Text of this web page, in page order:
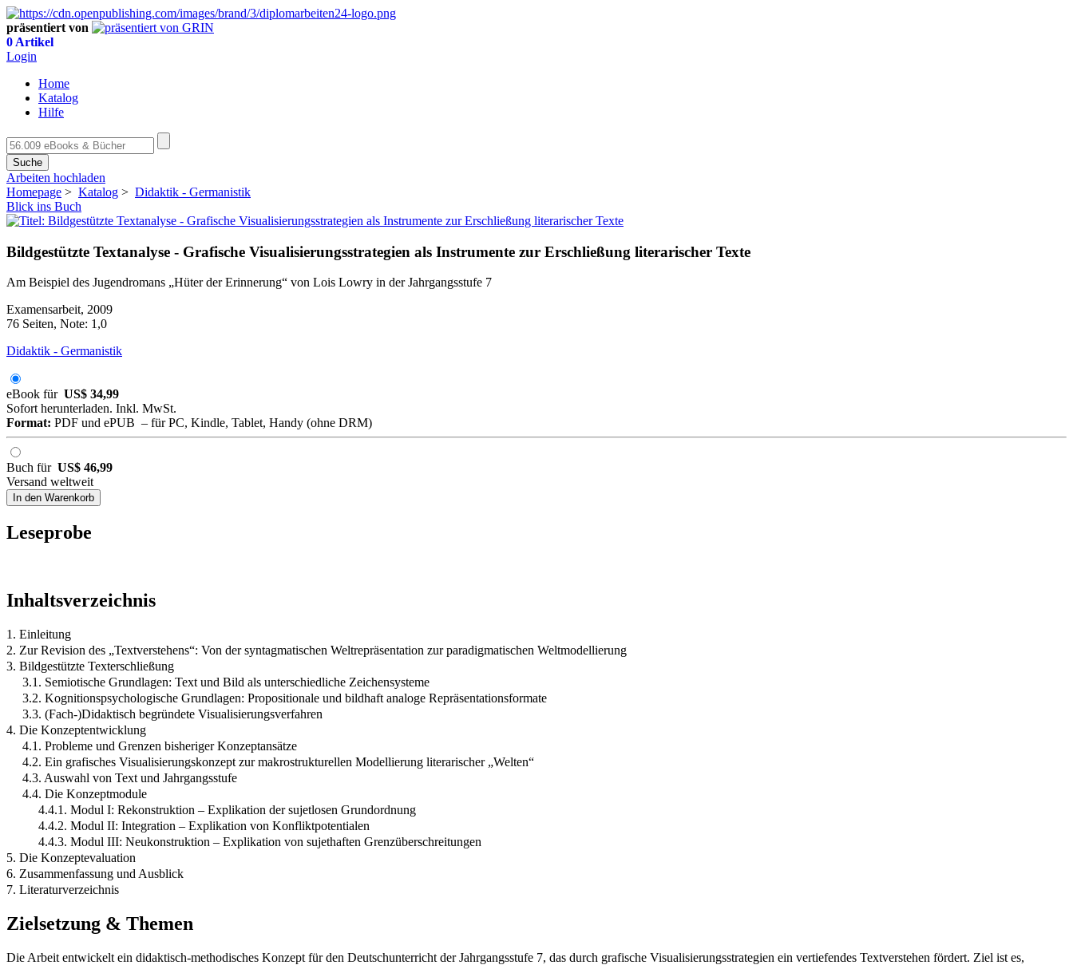
präsentiert von
0 Artikel
Login
Home
Katalog
Hilfe
Suche
Arbeiten hochladen
Homepage > Katalog > Didaktik - Germanistik
Blick ins Buch
Bildgestützte Textanalyse - Grafische Visualisierungsstrategien als Instrumente zur Erschließung literarischer Texte
Am Beispiel des Jugendromans „Hüter der Erinnerung“ von Lois Lowry in der Jahrgangsstufe 7
Examensarbeit, 2009
76 Seiten, Note: 1,0
Didaktik - Germanistik
eBook für US$ 34,99
Sofort herunterladen. Inkl. MwSt.
Format: PDF und ePUB – für PC, Kindle, Tablet, Handy (ohne DRM)
Buch für US$ 46,99
Versand weltweit
In den Warenkorb
Leseprobe
Inhaltsverzeichnis
1. Einleitung
2. Zur Revision des „Textverstehens“: Von der syntagmatischen Weltrepräsentation zur paradigmatischen Weltmodellierung
3. Bildgestützte Texterschließung
3.1. Semiotische Grundlagen: Text und Bild als unterschiedliche Zeichensysteme
3.2. Kognitionspsychologische Grundlagen: Propositionale und bildhaft analoge Repräsentationsformate
3.3. (Fach-)Didaktisch begründete Visualisierungsverfahren
4. Die Konzeptentwicklung
4.1. Probleme und Grenzen bisheriger Konzeptansätze
4.2. Ein grafisches Visualisierungskonzept zur makrostrukturellen Modellierung literarischer „Welten“
4.3. Auswahl von Text und Jahrgangsstufe
4.4. Die Konzeptmodule
4.4.1. Modul I: Rekonstruktion – Explikation der sujetlosen Grundordnung
4.4.2. Modul II: Integration – Explikation von Konfliktpotentialen
4.4.3. Modul III: Neukonstruktion – Explikation von sujethaften Grenzüberschreitungen
5. Die Konzeptevaluation
6. Zusammenfassung und Ausblick
7. Literaturverzeichnis
Zielsetzung & Themen
Die Arbeit entwickelt ein didaktisch-methodisches Konzept für den Deutschunterricht der Jahrgangsstufe 7, das durch grafische Visualisierungsstrategien ein vertiefendes Textverstehen fördert. Ziel ist es,